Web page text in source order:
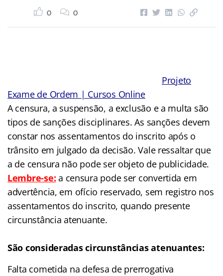
0 0
Projeto
Exame de Ordem | Cursos Online
A censura, a suspensão, a exclusão e a multa são
tipos de sanções disciplinares. As sanções devem
constar nos assentamentos do inscrito após o
trânsito em julgado da decisão. Vale ressaltar que
a de censura não pode ser objeto de publicidade.
Lembre-se: a censura pode ser convertida em
advertência, em ofício reservado, sem registro nos
assentamentos do inscrito, quando presente
circunstância atenuante.
São consideradas circunstâncias atenuantes:
Falta cometida na defesa de prerrogativa